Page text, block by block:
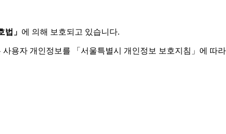
법」 에 의해 보호되고 있습니다.
용자 개인정보를 「서울특별시 개인정보 보호지침」에 따